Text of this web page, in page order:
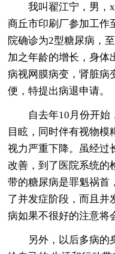
我叫翟江宁，男，xx
商丘市印刷厂参加工作
院确诊为2型糖尿病，
加之年龄的增长，身体
病视网膜病变，肾脏病
便，特提出病退申请。
自去年10月份开始
目眩，同时伴有视物模
视力严重下降。虽经过
改善，到了医院系统的
带的糖尿病是罪魁祸首
了并发症阶段，而且并
病如果不很好的注意将
另外，以后多病的身